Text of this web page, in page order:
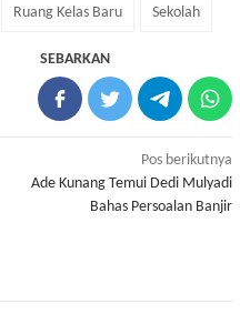
Ruang Kelas Baru Sekolah
SEBARKAN
Pos berikutnya
Ade Kunang Temui Dedi Mulyadi
Bahas Persoalan Banjir